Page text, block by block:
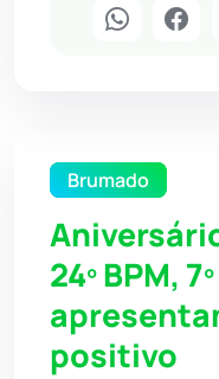
Brumado
24º BPM,
positivo